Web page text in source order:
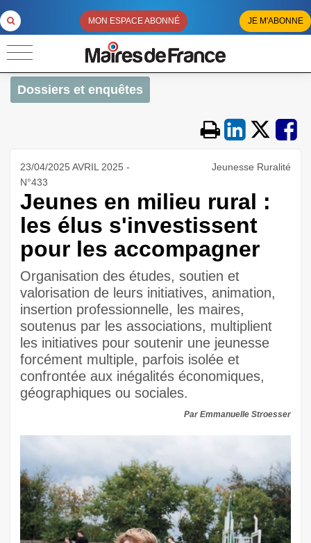
MON ESPACE ABONNÉ JE M'ABONNE
Dossiers et enquêtes
23/04/2025 AVRIL 2025 -
N°433
Jeunesse Ruralité
Jeunes en milieu rural :
les élus s'investissent
pour les accompagner
Organisation des études, soutien et
valorisation de leurs initiatives, animation,
insertion professionnelle, les maires,
soutenus par les associations, multiplient
les initiatives pour soutenir une jeunesse
forcément multiple, parfois isolée et
confrontée aux inégalités économiques,
géographiques ou sociales.
Par Emmanuelle Stroesser